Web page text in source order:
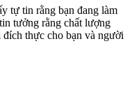
tự tin rằng bạn đang làm
tưởng rằng chất lượng
thực cho bạn và người